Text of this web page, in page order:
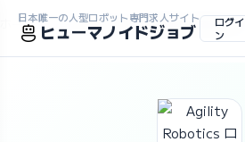
日本唯一の人型ロボット専門求人サイト
ヒューマノイドジョブ
ログイ
ン
ホーム>求人一覧>企業一覧>Agility Robotics